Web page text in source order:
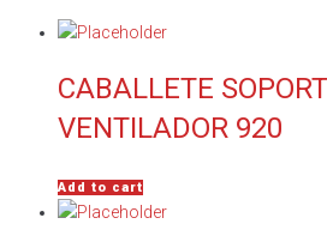
CABALLETE
VENTILADOR 920
Add to cart